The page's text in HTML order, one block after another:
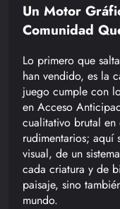
Un Motor
Comunidad
Lo primero que
han vendido, es la
juego cumple con
en Acceso
cualitativo brutal
rudimentarios; aquí
visual, de un
cada criatura y de
paisaje, sino
mundo.